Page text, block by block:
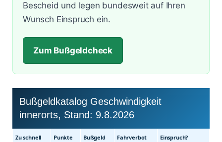
Bescheid und legen bundesweit auf Ihren
Wunsch Einspruch ein.
Zum Bußgeldcheck
Bußgeldkatalog Geschwindigkeit
innerorts, Stand: 9.8.2026
Zu schnell Punkte Buß­geld Fahr­verbot Einspruch?